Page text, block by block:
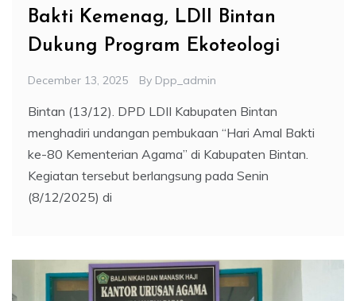
Bakti Kemenag, LDII Bintan
Dukung Program Ekoteologi
December 13, 2025 By Dpp_admin
Bintan (13/12). DPD LDII Kabupaten Bintan
menghadiri undangan pembukaan “Hari Amal Bakti
ke-80 Kementerian Agama” di Kabupaten Bintan.
Kegiatan tersebut berlangsung pada Senin
(8/12/2025) di